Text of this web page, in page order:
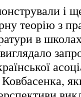
і
теорію з
в